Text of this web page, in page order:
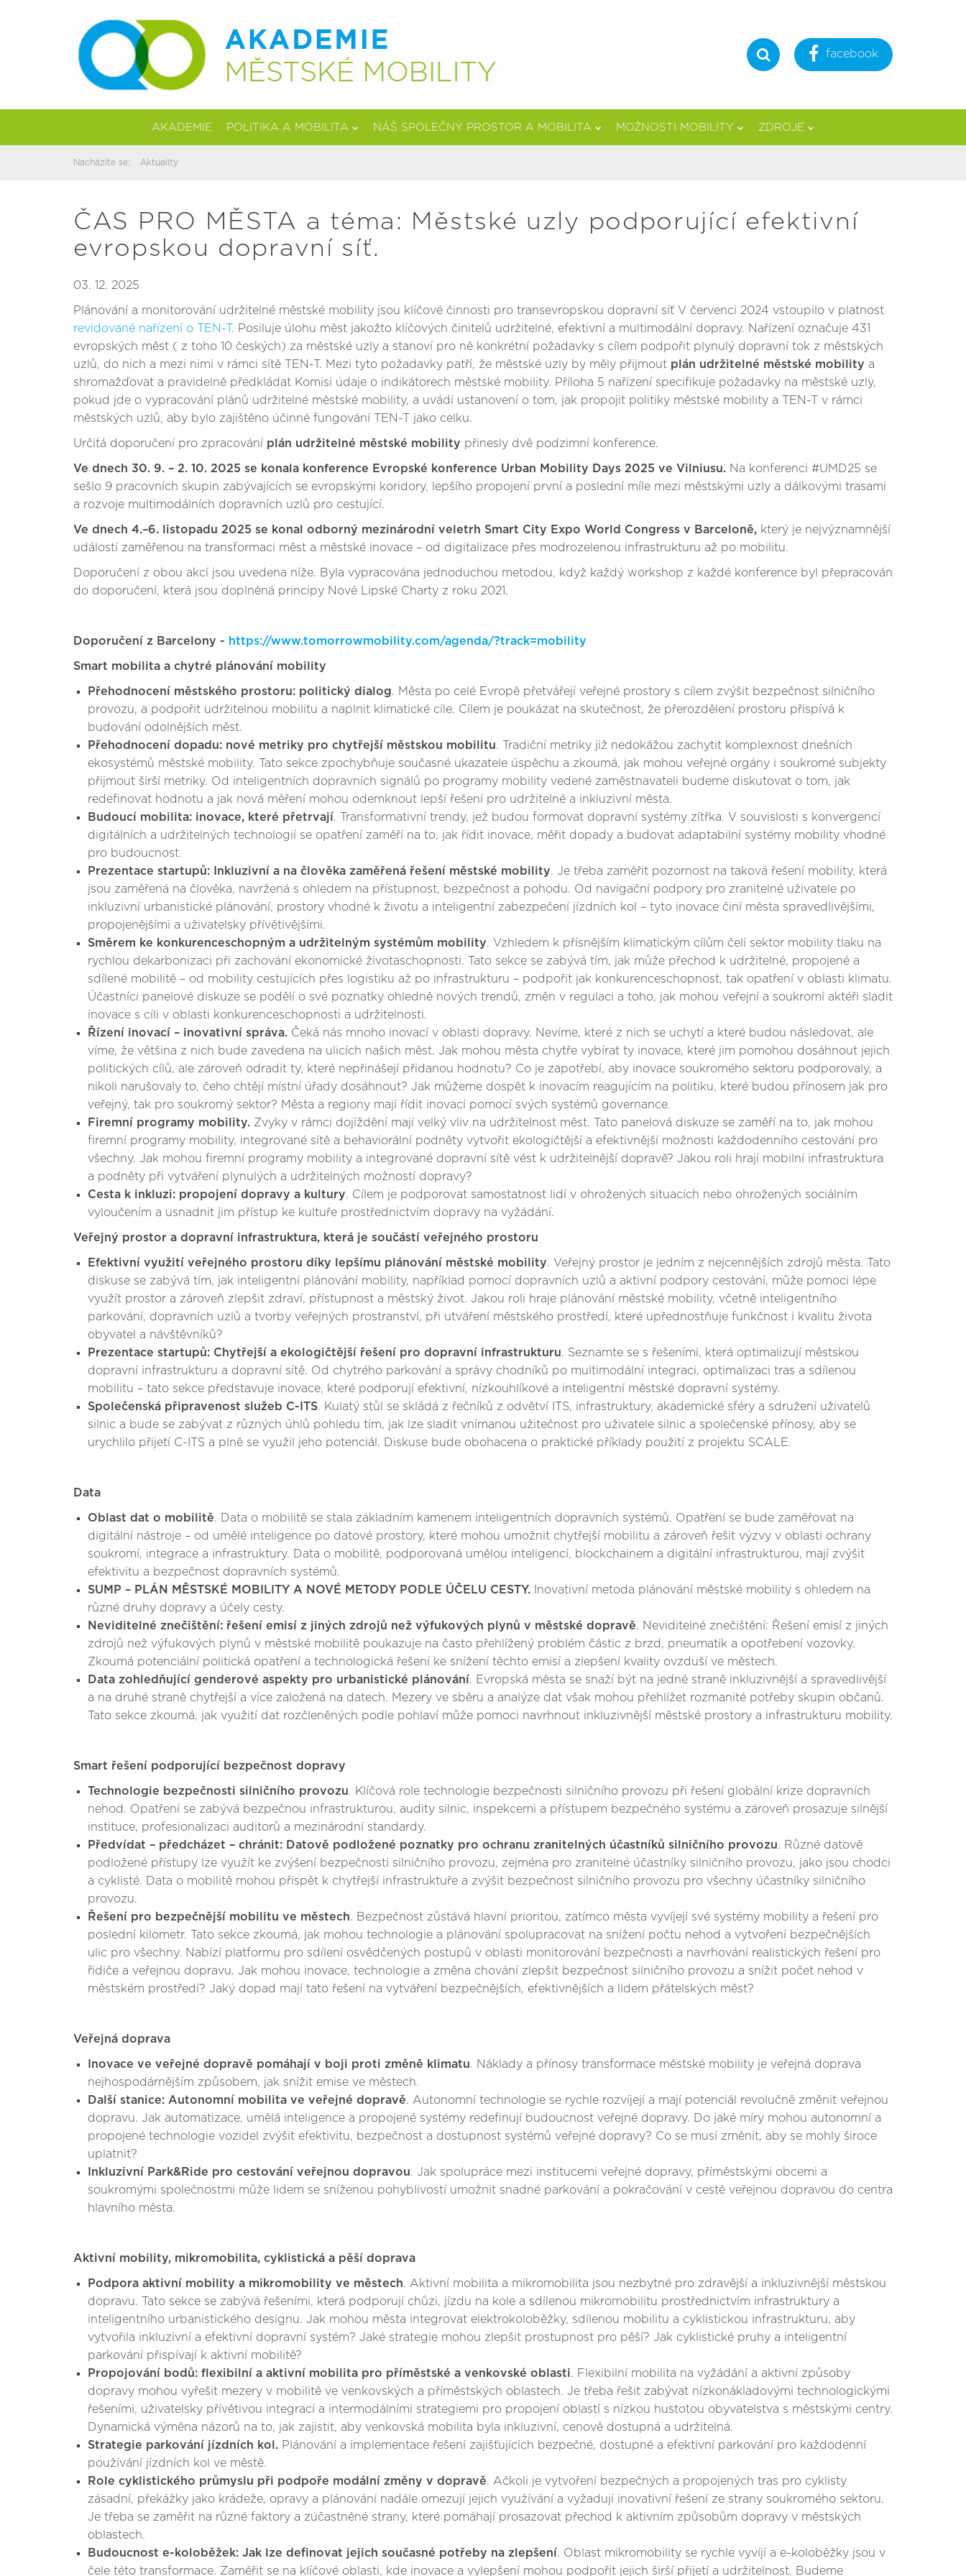
Hledat facebook
AKADEMIE POLITIKA A MOBILITA NÁŠ SPOLEČNÝ PROSTOR A MOBILITA MOŽNOSTI MOBILITY ZDROJE
Nacházíte se: Aktuality
ČAS PRO MĚSTA a téma: Městské uzly podporující efektivní
evropskou dopravní síť.
03. 12. 2025
Plánování a monitorování udržitelné městské mobility jsou klíčové činnosti pro transevropskou dopravní síť V červenci 2024 vstoupilo v platnost
revidované nařízení o TEN-T . Posiluje úlohu měst jakožto klíčových činitelů udržitelné, efektivní a multimodální dopravy. Nařízení označuje 431
evropských měst ( z toho 10 českých) za městské uzly a stanoví pro ně konkrétní požadavky s cílem podpořit plynulý dopravní tok z městských
uzlů, do nich a mezi nimi v rámci sítě TEN-T. Mezi tyto požadavky patří, že městské uzly by měly přijmout plán udržitelné městské mobility a
shromažďovat a pravidelně předkládat Komisi údaje o indikátorech městské mobility. Příloha 5 nařízení specifikuje požadavky na městské uzly,
pokud jde o vypracování plánů udržitelné městské mobility, a uvádí ustanovení o tom, jak propojit politiky městské mobility a TEN-T v rámci
městských uzlů, aby bylo zajištěno účinné fungování TEN-T jako celku.
Určitá doporučení pro zpracování plán udržitelné městské mobility přinesly dvě podzimní konference.
Ve dnech 30. 9. – 2. 10. 2025 se konala konference Evropské konference Urban Mobility Days 2025 ve Vilniusu. Na konferenci #UMD25 se
sešlo 9 pracovních skupin zabývajících se evropskými koridory, lepšího propojení první a poslední míle mezi městskými uzly a dálkovými trasami
a rozvoje multimodálních dopravních uzlů pro cestující.
Ve dnech 4.–6. listopadu 2025 se konal odborný mezinárodní veletrh Smart City Expo World Congress v Barceloně, který je nejvýznamnější
událostí zaměřenou na transformaci měst a městské inovace – od digitalizace přes modrozelenou infrastrukturu až po mobilitu.
Doporučení z obou akcí jsou uvedena níže. Byla vypracována jednoduchou metodou, když každý workshop z každé konference byl přepracován
do doporučení, která jsou doplněná principy Nové Lipské Charty z roku 2021.
Doporučení z Barcelony - https://www.tomorrowmobility.com/agenda/?track=mobility
Smart mobilita a chytré plánování mobility
Přehodnocení městského prostoru: politický dialog. Města po celé Evropě přetvářejí veřejné prostory s cílem zvýšit bezpečnost silničního
provozu, a podpořit udržitelnou mobilitu a naplnit klimatické cíle. Cílem je poukázat na skutečnost, že přerozdělení prostoru přispívá k
budování odolnějších měst.
Přehodnocení dopadu: nové metriky pro chytřejší městskou mobilitu. Tradiční metriky již nedokážou zachytit komplexnost dnešních
ekosystémů městské mobility. Tato sekce zpochybňuje současné ukazatele úspěchu a zkoumá, jak mohou veřejné orgány i soukromé subjekty
přijmout širší metriky. Od inteligentních dopravních signálů po programy mobility vedené zaměstnavateli budeme diskutovat o tom, jak
redefinovat hodnotu a jak nová měření mohou odemknout lepší řešení pro udržitelné a inkluzivní města.
Budoucí mobilita: inovace, které přetrvají. Transformativní trendy, jež budou formovat dopravní systémy zítřka. V souvislosti s konvergencí
digitálních a udržitelných technologií se opatření zaměří na to, jak řídit inovace, měřit dopady a budovat adaptabilní systémy mobility vhodné
pro budoucnost.
Prezentace startupů: Inkluzivní a na člověka zaměřená řešení městské mobility. Je třeba zaměřit pozornost na taková řešení mobility, která
jsou zaměřená na člověka, navržená s ohledem na přístupnost, bezpečnost a pohodu. Od navigační podpory pro zranitelné uživatele po
inkluzivní urbanistické plánování, prostory vhodné k životu a inteligentní zabezpečení jízdních kol – tyto inovace činí města spravedlivějšími,
propojenějšími a uživatelsky přívětivějšími.
Směrem ke konkurenceschopným a udržitelným systémům mobility. Vzhledem k přísnějším klimatickým cílům čelí sektor mobility tlaku na
rychlou dekarbonizaci při zachování ekonomické životaschopnosti. Tato sekce se zabývá tím, jak může přechod k udržitelné, propojené a
sdílené mobilitě – od mobility cestujících přes logistiku až po infrastrukturu – podpořit jak konkurenceschopnost, tak opatření v oblasti klimatu.
Účastníci panelové diskuze se podělí o své poznatky ohledně nových trendů, změn v regulaci a toho, jak mohou veřejní a soukromí aktéři sladit
inovace s cíli v oblasti konkurenceschopnosti a udržitelnosti.
Řízení inovací – inovativní správa. Čeká nás mnoho inovací v oblasti dopravy. Nevíme, které z nich se uchytí a které budou následovat, ale
víme, že většina z nich bude zavedena na ulicích našich měst. Jak mohou města chytře vybírat ty inovace, které jim pomohou dosáhnout jejich
politických cílů, ale zároveň odradit ty, které nepřinášejí přidanou hodnotu? Co je zapotřebí, aby inovace soukromého sektoru podporovaly, a
nikoli narušovaly to, čeho chtějí místní úřady dosáhnout? Jak můžeme dospět k inovacím reagujícím na politiku, které budou přínosem jak pro
veřejný, tak pro soukromý sektor? Města a regiony mají řídit inovací pomocí svých systémů governance.
Firemní programy mobility. Zvyky v rámci dojíždění mají velký vliv na udržitelnost měst. Tato panelová diskuze se zaměří na to, jak mohou
firemní programy mobility, integrované sítě a behaviorální podněty vytvořit ekologičtější a efektivnější možnosti každodenního cestování pro
všechny. Jak mohou firemní programy mobility a integrované dopravní sítě vést k udržitelnější dopravě? Jakou roli hrají mobilní infrastruktura
a podněty při vytváření plynulých a udržitelných možností dopravy?
Cesta k inkluzi: propojení dopravy a kultury. Cílem je podporovat samostatnost lidí v ohrožených situacích nebo ohrožených sociálním
vyloučením a usnadnit jim přístup ke kultuře prostřednictvím dopravy na vyžádání.
Veřejný prostor a dopravní infrastruktura, která je součástí veřejného prostoru
Efektivní využití veřejného prostoru díky lepšímu plánování městské mobility. Veřejný prostor je jedním z nejcennějších zdrojů města. Tato
diskuse se zabývá tím, jak inteligentní plánování mobility, například pomocí dopravních uzlů a aktivní podpory cestování, může pomoci lépe
využít prostor a zároveň zlepšit zdraví, přístupnost a městský život. Jakou roli hraje plánování městské mobility, včetně inteligentního
parkování, dopravních uzlů a tvorby veřejných prostranství, při utváření městského prostředí, které upřednostňuje funkčnost i kvalitu života
obyvatel a návštěvníků?
Prezentace startupů: Chytřejší a ekologičtější řešení pro dopravní infrastrukturu. Seznamte se s řešeními, která optimalizují městskou
dopravní infrastrukturu a dopravní sítě. Od chytrého parkování a správy chodníků po multimodální integraci, optimalizaci tras a sdílenou
mobilitu – tato sekce představuje inovace, které podporují efektivní, nízkouhlíkové a inteligentní městské dopravní systémy.
Společenská připravenost služeb C-ITS. Kulatý stůl se skládá z řečníků z odvětví ITS, infrastruktury, akademické sféry a sdružení uživatelů
silnic a bude se zabývat z různých úhlů pohledu tím, jak lze sladit vnímanou užitečnost pro uživatele silnic a společenské přínosy, aby se
urychlilo přijetí C-ITS a plně se využil jeho potenciál. Diskuse bude obohacena o praktické příklady použití z projektu SCALE.
Data
Oblast dat o mobilitě. Data o mobilitě se stala základním kamenem inteligentních dopravních systémů. Opatření se bude zaměřovat na
digitální nástroje – od umělé inteligence po datové prostory, které mohou umožnit chytřejší mobilitu a zároveň řešit výzvy v oblasti ochrany
soukromí, integrace a infrastruktury. Data o mobilitě, podporovaná umělou inteligencí, blockchainem a digitální infrastrukturou, mají zvýšit
efektivitu a bezpečnost dopravních systémů.
SUMP – PLÁN MĚSTSKÉ MOBILITY A NOVÉ METODY PODLE ÚČELU CESTY.
Inovativní metoda plánování městské mobility s ohledem na
různé druhy dopravy a účely cesty.
Neviditelné znečištění: řešení emisí z jiných zdrojů než výfukových plynů v městské dopravě. Neviditelné znečištění: Řešení emisí z jiných
zdrojů než výfukových plynů v městské mobilitě poukazuje na často přehlížený problém částic z brzd, pneumatik a opotřebení vozovky.
Zkoumá potenciální politická opatření a technologická řešení ke snížení těchto emisí a zlepšení kvality ovzduší ve městech.
Data zohledňující genderové aspekty pro urbanistické plánování. Evropská města se snaží být na jedné straně inkluzivnější a spravedlivější
a na druhé straně chytřejší a více založená na datech. Mezery ve sběru a analýze dat však mohou přehlížet rozmanité potřeby skupin občanů.
Tato sekce zkoumá, jak využití dat rozčleněných podle pohlaví může pomoci navrhnout inkluzivnější městské prostory a infrastrukturu mobility.
Smart řešení podporující bezpečnost dopravy
Technologie bezpečnosti silničního provozu. Klíčová role technologie bezpečnosti silničního provozu při řešení globální krize dopravních
nehod. Opatření se zabývá bezpečnou infrastrukturou, audity silnic, inspekcemi a přístupem bezpečného systému a zároveň prosazuje silnější
instituce, profesionalizaci auditorů a mezinárodní standardy.
Předvídat – předcházet – chránit: Datově podložené poznatky pro ochranu zranitelných účastníků silničního provozu. Různé datově
podložené přístupy lze využít ke zvýšení bezpečnosti silničního provozu, zejména pro zranitelné účastníky silničního provozu, jako jsou chodci
a cyklisté. Data o mobilitě mohou přispět k chytřejší infrastruktuře a zvýšit bezpečnost silničního provozu pro všechny účastníky silničního
provozu.
Řešení pro bezpečnější mobilitu ve městech. Bezpečnost zůstává hlavní prioritou, zatímco města vyvíjejí své systémy mobility a řešení pro
poslední kilometr. Tato sekce zkoumá, jak mohou technologie a plánování spolupracovat na snížení počtu nehod a vytvoření bezpečnějších
ulic pro všechny. Nabízí platformu pro sdílení osvědčených postupů v oblasti monitorování bezpečnosti a navrhování realistických řešení pro
řidiče a veřejnou dopravu. Jak mohou inovace, technologie a změna chování zlepšit bezpečnost silničního provozu a snížit počet nehod v
městském prostředí? Jaký dopad mají tato řešení na vytváření bezpečnějších, efektivnějších a lidem přátelských měst?
Veřejná doprava
Inovace ve veřejné dopravě pomáhají v boji proti změně klimatu. Náklady a přínosy transformace městské mobility je veřejná doprava
nejhospodárnějším způsobem, jak snížit emise ve městech.
Další stanice: Autonomní mobilita ve veřejné dopravě. Autonomní technologie se rychle rozvíjejí a mají potenciál revolučně změnit veřejnou
dopravu. Jak automatizace, umělá inteligence a propojené systémy redefinují budoucnost veřejné dopravy. Do jaké míry mohou autonomní a
propojené technologie vozidel zvýšit efektivitu, bezpečnost a dostupnost systémů veřejné dopravy? Co se musí změnit, aby se mohly široce
uplatnit?
Inkluzivní Park&Ride pro cestování veřejnou dopravou. Jak spolupráce mezi institucemi veřejné dopravy, příměstskými obcemi a
soukromými společnostmi může lidem se sníženou pohyblivostí umožnit snadné parkování a pokračování v cestě veřejnou dopravou do centra
hlavního města.
Aktivní mobility, mikromobilita, cyklistická a pěší doprava
Podpora aktivní mobility a mikromobility ve městech. Aktivní mobilita a mikromobilita jsou nezbytné pro zdravější a inkluzivnější městskou
dopravu. Tato sekce se zabývá řešeními, která podporují chůzi, jízdu na kole a sdílenou mikromobilitu prostřednictvím infrastruktury a
inteligentního urbanistického designu. Jak mohou města integrovat elektrokoloběžky, sdílenou mobilitu a cyklistickou infrastrukturu, aby
vytvořila inkluzivní a efektivní dopravní systém? Jaké strategie mohou zlepšit prostupnost pro pěší? Jak cyklistické pruhy a inteligentní
parkování přispívají k aktivní mobilitě?
Propojování bodů: flexibilní a aktivní mobilita pro příměstské a venkovské oblasti. Flexibilní mobilita na vyžádání a aktivní způsoby
dopravy mohou vyřešit mezery v mobilitě ve venkovských a příměstských oblastech. Je třeba řešit zabývat nízkonákladovými technologickými
řešeními, uživatelsky přívětivou integrací a intermodálními strategiemi pro propojení oblastí s nízkou hustotou obyvatelstva s městskými centry.
Dynamická výměna názorů na to, jak zajistit, aby venkovská mobilita byla inkluzivní, cenově dostupná a udržitelná.
Strategie parkování jízdních kol. Plánování a implementace řešení zajišťujících bezpečné, dostupné a efektivní parkování pro každodenní
používání jízdních kol ve městě.
Role cyklistického průmyslu při podpoře modální změny v dopravě. Ačkoli je vytvoření bezpečných a propojených tras pro cyklisty
zásadní, překážky jako krádeže, opravy a plánování nadále omezují jejich využívání a vyžadují inovativní řešení ze strany soukromého sektoru.
Je třeba se zaměřit na různé faktory a zúčastněné strany, které pomáhají prosazovat přechod k aktivním způsobům dopravy v městských
oblastech.
Budoucnost e-koloběžek: Jak lze definovat jejich současné potřeby na zlepšení. Oblast mikromobility se rychle vyvíjí a e-koloběžky jsou v
čele této transformace. Zaměřit se na klíčové oblasti, kde inovace a vylepšení mohou podpořit jejich širší přijetí a udržitelnost. Budeme